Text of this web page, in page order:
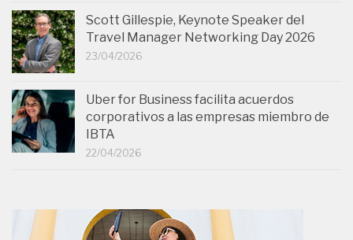
Scott Gillespie, Keynote Speaker del
Travel Manager Networking Day 2026
23/04/2026
Uber for Business facilita acuerdos
corporativos a las empresas miembro de
IBTA
22/04/2026